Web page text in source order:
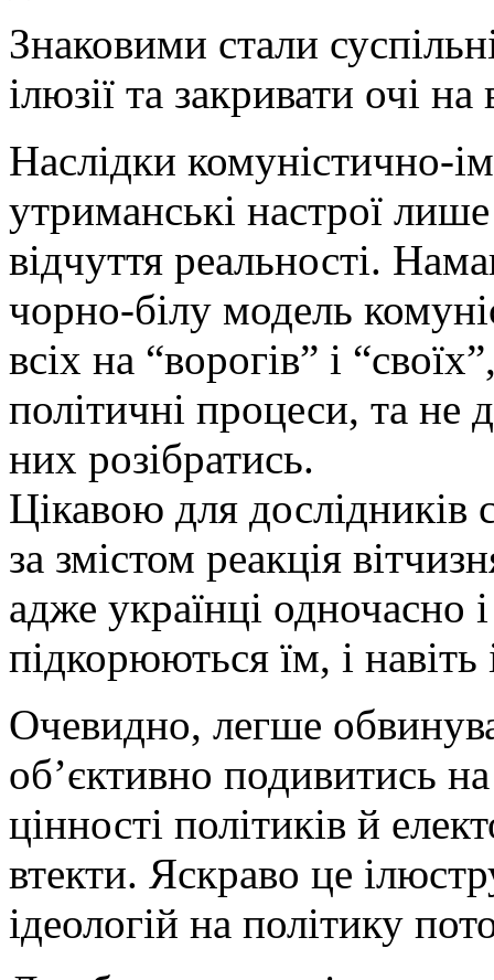
Знаковими стали
ілюзії та закривати очі
Наслідки комуністично-
утриманські настрої
відчуття реальності.
чорно-білу модель
всіх на “ворогів” і
політичні процеси, та не
них розібратись.
Цікавою для дослідників
за змістом реакція
адже українці одночасно
підкорюються їм, і навіть
Очевидно, легше
об’єктивно подивитись
цінності політиків й
втекти. Яскраво це
ідеологій на політику